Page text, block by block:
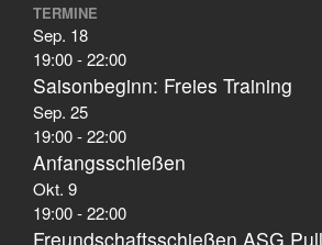
TERMINE
Sep. 18
19:00-22:00
Saisonbeginn: Freies Training
Sep. 25
19:00-22:00
Anfangsschießen
Okt. 9
19:00-22:00
Freundschaftsschießen ASG